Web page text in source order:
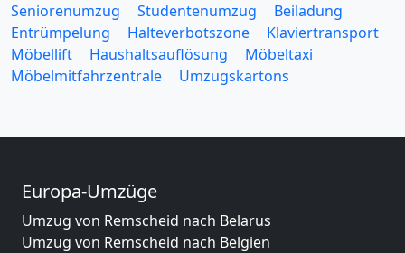
Seniorenumzug
Studentenumzug
Beiladung
Entrümpelung
Halteverbotszone
Klaviertransport
Möbellift
Haushaltsauflösung
Möbeltaxi
Möbelmitfahrzentrale
Umzugskartons
Europa-Umzüge
Umzug von Remscheid nach Belarus
Umzug von Remscheid nach Belgien